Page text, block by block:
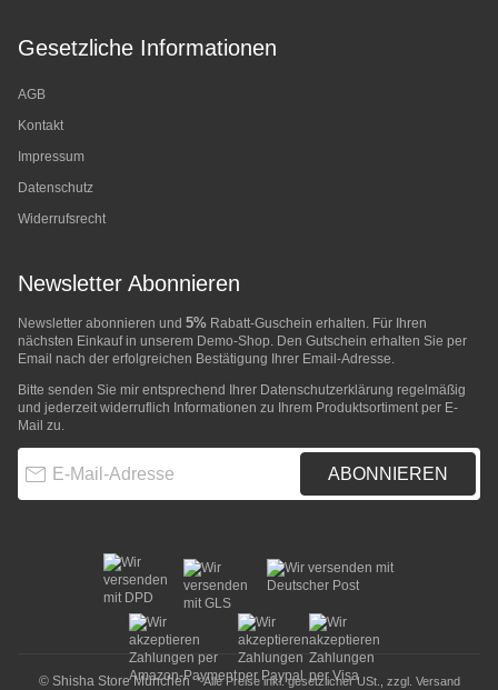
Gesetzliche Informationen
AGB
Kontakt
Impressum
Datenschutz
Widerrufsrecht
Newsletter Abonnieren
Newsletter abonnieren und 5% Rabatt-Guschein erhalten. Für Ihren
nächsten Einkauf in unserem Demo-Shop. Den Gutschein erhalten Sie per
Email nach der erfolgreichen Bestätigung Ihrer Email-Adresse.
Bitte senden Sie mir entsprechend Ihrer Datenschutzerklärung regelmäßig
und jederzeit widerruflich Informationen zu Ihrem Produktsortiment per E-
Mail zu.
ABONNIEREN
© Shisha Store München * Alle Preise inkl. gesetzlicher USt., zzgl. Versand